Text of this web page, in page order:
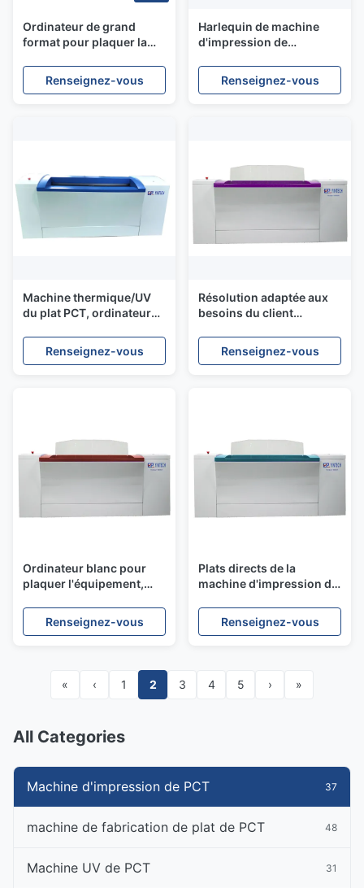
Ordinateur de grand
format pour plaquer la
fabrication de plat de PCT
2400DPI
Renseignez-vous
Harlequin de machine
d'impression de
taille AC220V de Prinergy
Renseignez-vous
Machine thermique/UV
du plat PCT, ordinateur
d'impression 2400 DPI
Renseignez-vous
Résolution adaptée aux
besoins du client
machine d'impression de
PCT - interface de tiff de
Renseignez-vous
Ordinateur blanc pour
plaquer l'équipement,
Digital de grand format
Renseignez-vous
Plats directs de la
machine d'impression du
déroulement des
opérations 19 par heure
Renseignez-vous
« ‹ 1 2 3 4 5 › »
All Categories
Machine d'impression de PCT 37
machine de fabrication de plat de PCT 48
Machine UV de PCT 31